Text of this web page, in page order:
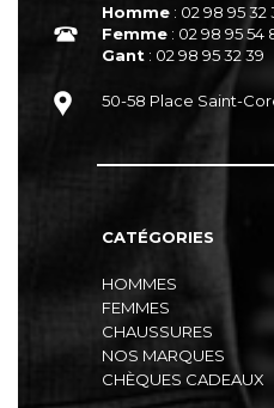
Homme : 02 98 95 32
Femme : 02 98 95 54
Gant : 02 98 95 32 39
50-58 Place Saint-
CATÉGORIES
HOMMES
FEMMES
CHAUSSURES
NOS MARQUES
CHÈQUES CADEAUX